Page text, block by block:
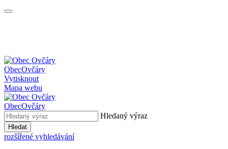
ObecOvčáry
Vytisknout
Mapa webu
ObecOvčáry
Hledaný výraz
Hledat
rozšířené vyhledávání